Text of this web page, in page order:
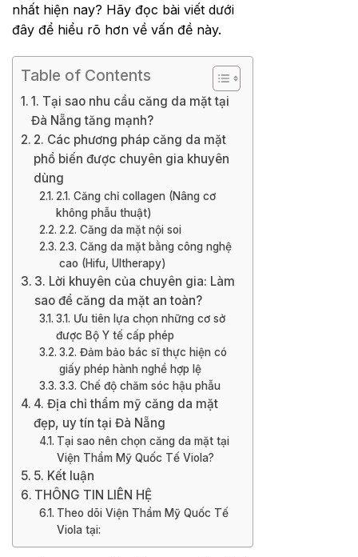
nhất hiện nay? Hãy đọc bài viết dưới
đây để hiểu rõ hơn về vấn đề này.
Table of Contents
1. Tại sao nhu cầu căng da mặt tại
Đà Nẵng tăng mạnh?
2. Các phương pháp căng da mặt
phổ biến được chuyên gia khuyên
dùng
2.1. Căng chỉ collagen (Nâng cơ
không phẫu thuật)
2.2. Căng da mặt nội soi
2.3. Căng da mặt bằng công nghệ
cao (Hifu, Ultherapy)
3. Lời khuyên của chuyên gia: Làm
sao để căng da mặt an toàn?
3.1. Ưu tiên lựa chọn những cơ sở
được Bộ Y tế cấp phép
3.2. Đảm bảo bác sĩ thực hiện có
giấy phép hành nghề hợp lệ
3.3. Chế độ chăm sóc hậu phẫu
4. Địa chỉ thẩm mỹ căng da mặt
đẹp, uy tín tại Đà Nẵng
Tại sao nên chọn căng da mặt tại
Viện Thẩm Mỹ Quốc Tế Viola?
5. Kết luận
THÔNG TIN LIÊN HỆ
Theo dõi Viện Thẩm Mỹ Quốc Tế
Viola tại: